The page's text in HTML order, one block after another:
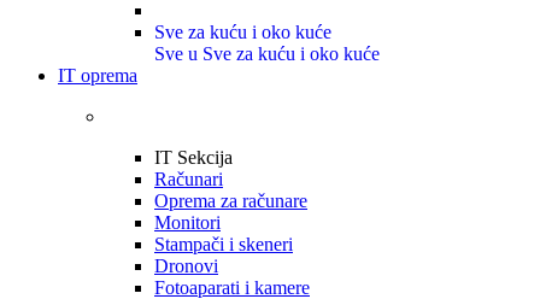
Sve za kuću i oko kuće
Sve u Sve za kuću i oko kuće
IT oprema
IT Sekcija
Računari
Oprema za računare
Monitori
Stampači i skeneri
Dronovi
Fotoaparati i kamere